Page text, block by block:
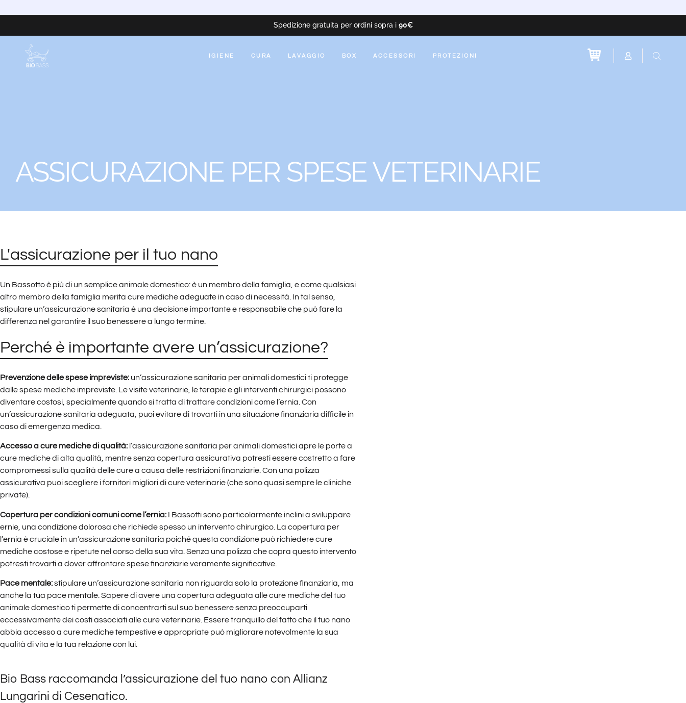
Spedizione gratuita per ordini sopra i 90€
IGIENE CURA LAVAGGIO BOX ACCESSORI PROTEZIONI
ASSICURAZIONE PER SPESE VETERINARIE
L'assicurazione per il tuo nano
Un Bassotto è più di un semplice animale domestico: è un membro della famiglia, e come qualsiasi
altro membro della famiglia merita cure mediche adeguate in caso di necessità. In tal senso,
stipulare un’assicurazione sanitaria è una decisione importante e responsabile che può fare la
differenza nel garantire il suo benessere a lungo termine.
Perché è importante avere un’assicurazione?
Prevenzione delle spese impreviste: un’assicurazione sanitaria per animali domestici ti protegge
dalle spese mediche impreviste. Le visite veterinarie, le terapie e gli interventi chirurgici possono
diventare costosi, specialmente quando si tratta di trattare condizioni come l’ernia. Con
un’assicurazione sanitaria adeguata, puoi evitare di trovarti in una situazione finanziaria difficile in
caso di emergenza medica.
Accesso a cure mediche di qualità: l’assicurazione sanitaria per animali domestici apre le porte a
cure mediche di alta qualità, mentre senza copertura assicurativa potresti essere costretto a fare
compromessi sulla qualità delle cure a causa delle restrizioni finanziarie. Con una polizza
assicurativa puoi scegliere i fornitori migliori di cure veterinarie (che sono quasi sempre le cliniche
private).
Copertura per condizioni comuni come l’ernia: I Bassotti sono particolarmente inclini a sviluppare
ernie, una condizione dolorosa che richiede spesso un intervento chirurgico. La copertura per
l’ernia è cruciale in un’assicurazione sanitaria poiché questa condizione può richiedere cure
mediche costose e ripetute nel corso della sua vita. Senza una polizza che copra questo intervento
potresti trovarti a dover affrontare spese finanziarie veramente significative.
Pace mentale:stipulare un’assicurazione sanitaria non riguarda solo la protezione finanziaria, ma
anche la tua pace mentale. Sapere di avere una copertura adeguata alle cure mediche del tuo
animale domestico ti permette di concentrarti sul suo benessere senza preoccuparti
eccessivamente dei costi associati alle cure veterinarie. Essere tranquillo del fatto che il tuo nano
abbia accesso a cure mediche tempestive e appropriate può migliorare notevolmente la sua
qualità di vita e la tua relazione con lui.
Bio Bass raccomanda l’assicurazione del tuo nano con Allianz
Lungarini di Cesenatico.